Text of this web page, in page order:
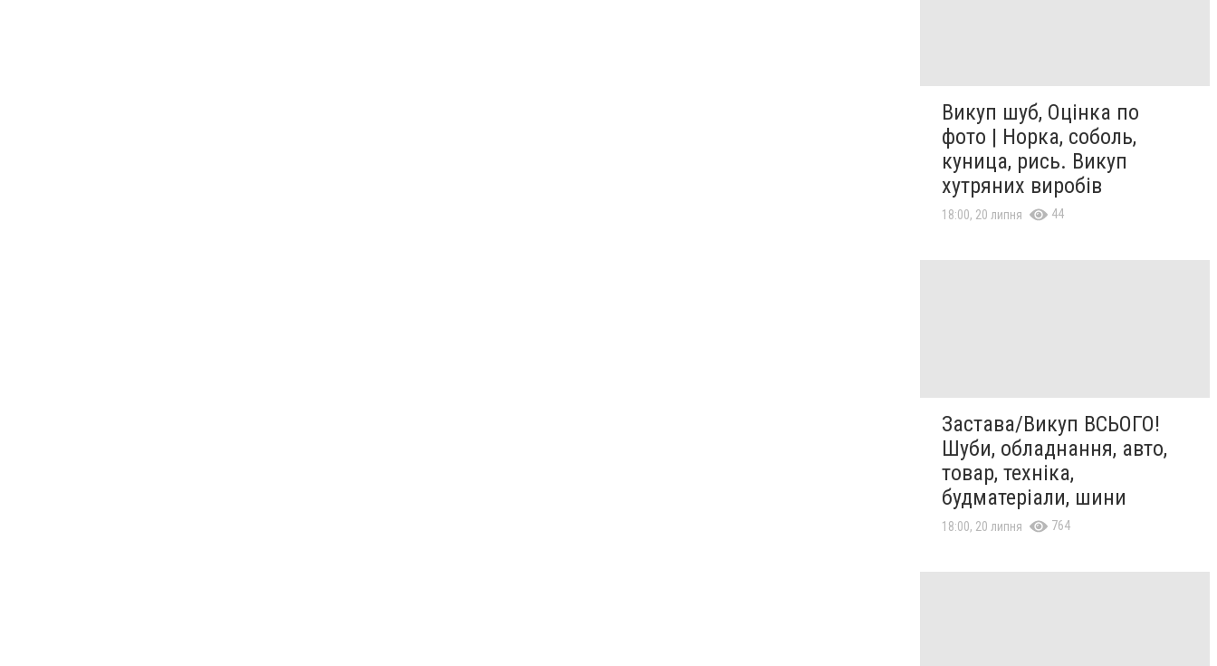
Викуп шуб, Оцінка по
фото | Норка, соболь,
куница, рись. Викуп
хутряних виробів
18:00, 20 липня 44
Застава/Викуп ВСЬОГО!
Шуби, обладнання, авто,
товар, техніка,
будматеріали, шини
18:00, 20 липня 764